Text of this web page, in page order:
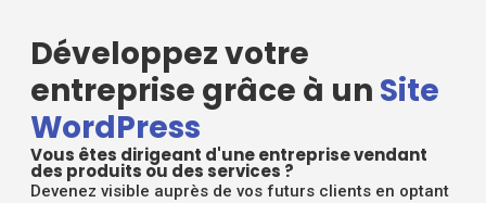
Développez votre
entreprise grâce à un Site
WordPress
Vous êtes dirigeant d'une entreprise vendant
des produits ou des services ?
Devenez visible auprès de vos futurs clients en optant